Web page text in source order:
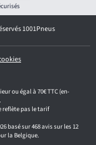
1001Pneus
ou égal à 70€ TTC (en-
reflète pas le tarif
basé sur 468 avis sur les 12
la Belgique.